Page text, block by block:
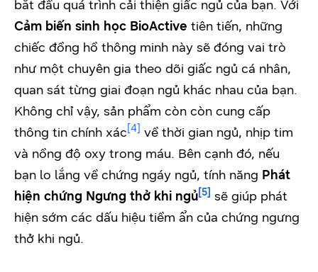
bắt đầu quá trình cải thiện giấc ngủ của bạn. Với
Cảm biến sinh học BioActive tiên tiến, những
chiếc đồng hồ thông minh này sẽ đóng vai trò
như một chuyên gia theo dõi giấc ngủ cá nhân,
quan sát từng giai đoạn ngủ khác nhau của bạn.
Không chỉ vậy, sản phẩm còn còn cung cấp
thông tin chính xác [4] về thời gian ngủ, nhịp tim
và nồng độ oxy trong máu. Bên cạnh đó, nếu
bạn lo lắng về chứng ngáy ngủ, tính năng Phát
hiện chứng Ngưng thở khi ngủ[5] sẽ giúp phát
hiện sớm các dấu hiệu tiềm ẩn của chứng ngưng
thở khi ngủ.